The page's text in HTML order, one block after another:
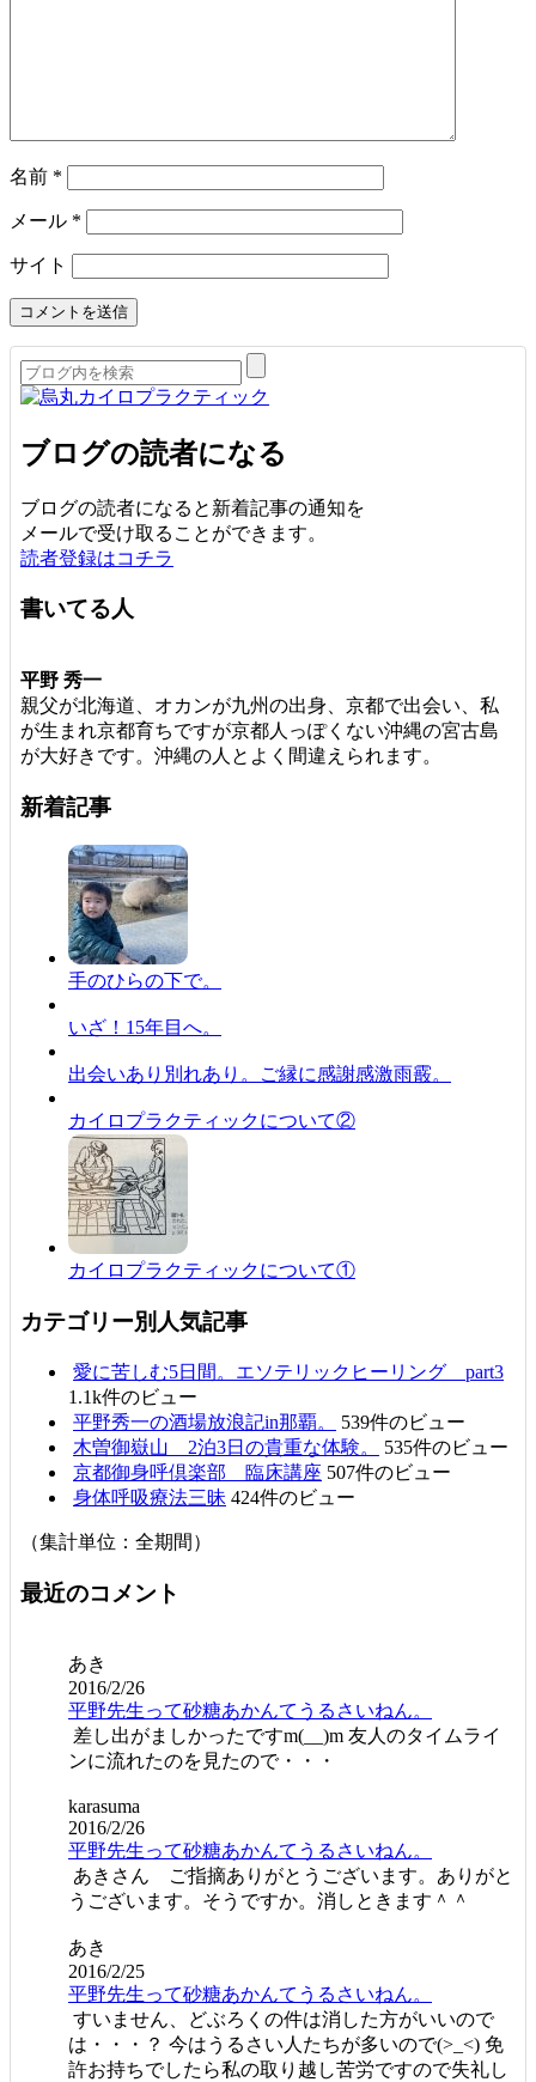
名前 *
メール *
サイト
ブログの読者になる
ブログの読者になると新着記事の通知を
メールで受け取ることができます。
読者登録はコチラ
書いてる人
平野 秀一
親父が北海道、オカンが九州の出身、京都で出会い、私
が生まれ京都育ちですが京都人っぽくない沖縄の宮古島
が大好きです。沖縄の人とよく間違えられます。
新着記事
手のひらの下で。
いざ！15年目へ。
出会いあり別れあり。ご縁に感謝感激雨霰。
カイロプラクティックについて②
カイロプラクティックについて①
カテゴリー別人気記事
愛に苦しむ5日間。エソテリックヒーリング part3
1.1k件のビュー
平野秀一の酒場放浪記in那覇。
539件のビュー
木曽御嶽山 2泊3日の貴重な体験。
535件のビュー
京都御身呼倶楽部 臨床講座 507件のビュー
身体呼吸療法三昧 424件のビュー
（集計単位：全期間）
最近のコメント
あき
2016/2/26
平野先生って砂糖あかんてうるさいねん。
差し出がましかったですm(__)m 友人のタイムライ
ンに流れたのを見たので・・・
karasuma
2016/2/26
平野先生って砂糖あかんてうるさいねん。
あきさん ご指摘ありがとうございます。ありがと
うございます。そうですか。消しときます＾＾
あき
2016/2/25
平野先生って砂糖あかんてうるさいねん。
すいません、どぶろくの件は消した方がいいので
は・・・？ 今はうるさい人たちが多いので(>_<) 免
許お持ちでしたら私の取り越し苦労ですので失礼し